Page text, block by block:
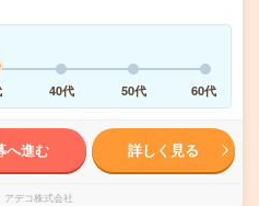
40代 50代 60代
へ進む 詳しく見る
アデコ株式会社